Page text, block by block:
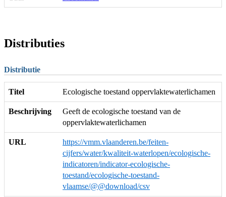
Distributies
Distributie
Titel Ecologische toestand oppervlaktewaterlichamen
Beschrijving
Geeft de ecologische toestand van de
oppervlaktewaterlichamen
URL
https://vmm.vlaanderen.be/feiten-
cijfers/water/kwaliteit-waterlopen/ecologische-
indicatoren/indicator-ecologische-
toestand/ecologische-toestand-
vlaamse/@@download/csv